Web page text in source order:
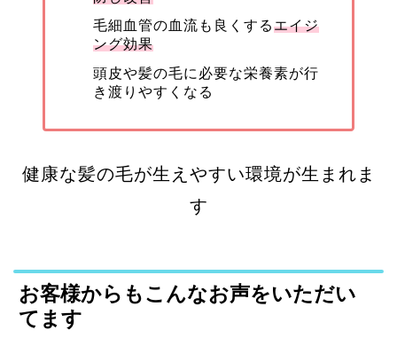
毛細血管の血流も良くするエイジ
ング効果
頭皮や髪の毛に必要な栄養素が行
き渡りやすくな る
健康な髪の毛が生えやすい環境が生まれま
す
お客様からもこんなお声をいただい
てます